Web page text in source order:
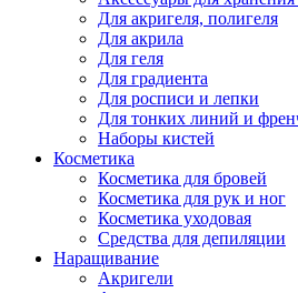
Для акригеля, полигеля
Для акрила
Для геля
Для градиента
Для росписи и лепки
Для тонких линий и
Наборы кистей
Косметика
Косметика для бровей
Косметика для рук и ног
Косметика уходовая
Средства для депиляции
Наращивание
Акригели